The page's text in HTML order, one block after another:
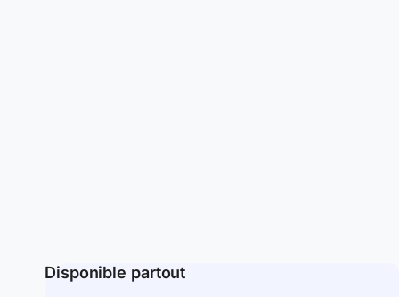
Disponible partout